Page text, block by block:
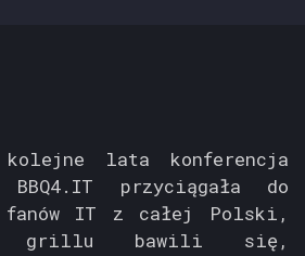
lata konferencja
BBQ4.IT przyciągała do
fanów IT z całej Polski,
grillu bawili się,